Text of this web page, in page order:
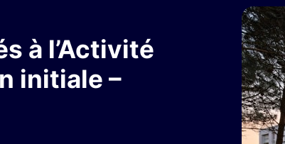
à l’Activité
initiale –